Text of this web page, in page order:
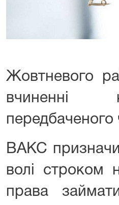
Жовтневого
вчиненні
ВАКС
волі строком
права